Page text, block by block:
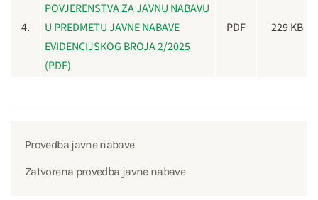
4.
POVJERENSTVA ZA JAVNU NABAVU
U PREDMETU JAVNE NABAVE
EVIDENCIJSKOG BROJA 2/2025
(PDF)
PDF 229 KB
Provedba javne nabave
Zatvorena provedba javne nabave